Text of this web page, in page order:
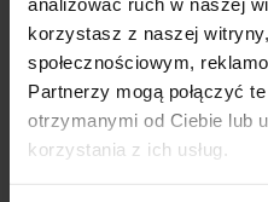
korzystasz z naszej
społecznościowym,
Partnerzy mogą połączyć
otrzymanymi od Ciebie lub
korzystania z ich usług.
WYŚLIJ ZAPYTANIE »